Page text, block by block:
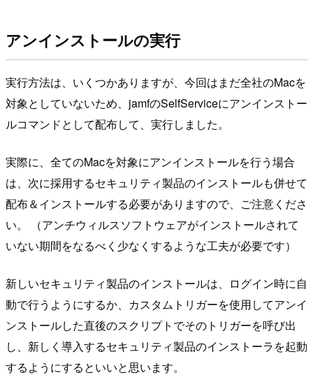
アンインストールの実行
実行方法は、いくつかありますが、今回はまだ全社のMacを
対象としていないため、jamfのSelfServiceにアンインストー
ルコマンドとして配布して、実行しました。
実際に、全てのMacを対象にアンインストールを行う場合
は、次に採用するセキュリティ製品のインストールも併せて
配布＆インストールする必要がありますので、ご注意くださ
い。 （アンチウィルスソフトウェアがインストールされて
いない期間をなるべく少なくするような工夫が必要です）
新しいセキュリティ製品のインストールは、ログイン時に自
動で行うようにするか、カスタムトリガーを使用してアンイ
ンストールした直後のスクリプトでそのトリガーを呼び出
し、新しく導入するセキュリティ製品のインストーラを起動
するようにするといいと思います。